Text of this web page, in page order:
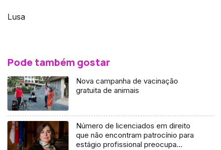
Lusa
Pode também gostar
Nova campanha de vacinação
gratuita de animais
Número de licenciados em direito
que não encontram patrocínio para
estágio profissional preocupa